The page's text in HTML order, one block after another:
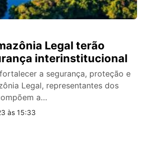
Legal terão
interinstitucional
a segurança, proteção e
Legal, representantes dos
a…
às 15:33